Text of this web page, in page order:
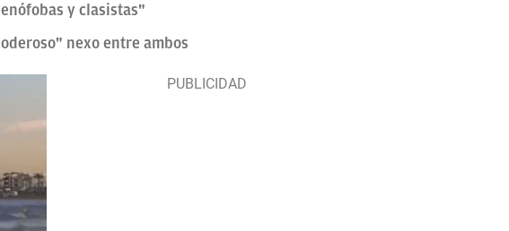
y clasistas"
nexo entre ambos